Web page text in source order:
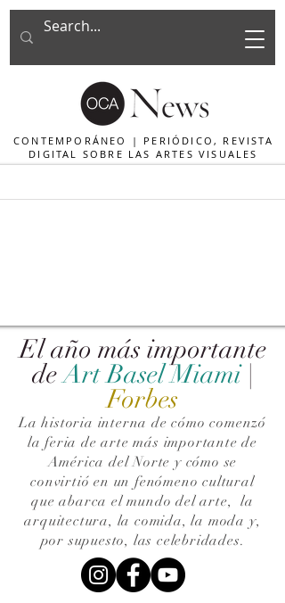
CONTEMPORÁNEO | PERIÓDICO, REVISTA
DIGITAL SOBRE LAS ARTES VISUALES
El año más importante
de Art Basel Miami |
Forbes
La historia interna de cómo comenzó
la feria de arte más importante de
América del Norte y cómo se
convirtió en un fenómeno cultural
que abarca el mundo del arte,la
arquitectura, la comida, la moda y,
por supuesto, las celebridades.